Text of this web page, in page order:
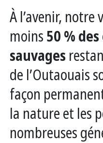
À l’avenir, notre
moins50 %
sauvages
de l’Outaouais
façon
la nature et les
nombreuses